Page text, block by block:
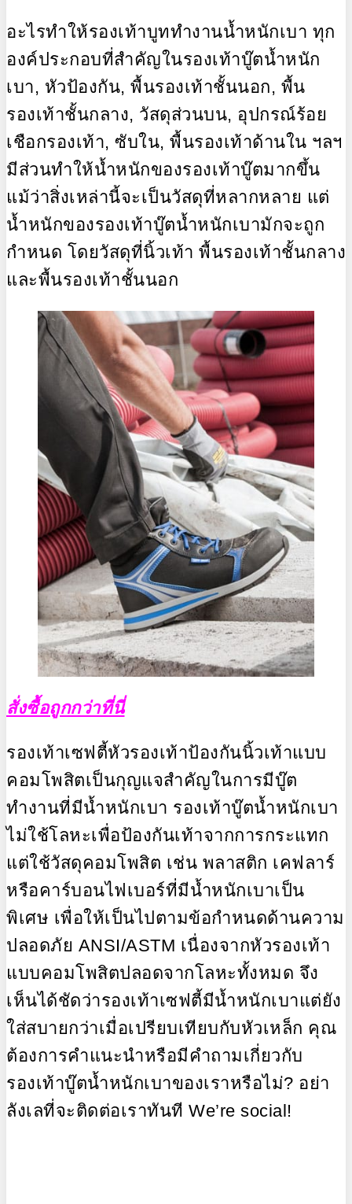
อะไรทำให้รองเท้าบูททำงานน้ำหนักเบา ทุก
องค์ประกอบที่สำคัญในรองเท้าบู๊ตน้ำหนัก
เบา, หัวป้องกัน, พื้นรองเท้าชั้นนอก, พื้น
รองเท้าชั้นกลาง, วัสดุส่วนบน, อุปกรณ์ร้อย
เชือกรองเท้า, ซับใน, พื้นรองเท้าด้านใน ฯลฯ
มีส่วนทำให้น้ำหนักของรองเท้าบู๊ตมากขึ้น
แม้ว่าสิ่งเหล่านี้จะเป็นวัสดุที่หลากหลาย แต่
น้ำหนักของรองเท้าบู๊ตน้ำหนักเบามักจะถูก
กำหนด โดยวัสดุที่นิ้วเท้า พื้นรองเท้าชั้นกลาง
และพื้นรองเท้าชั้นนอก
สั่งซื้อถูกกว่าที่นี่
รองเท้าเซฟตี้หัวรองเท้าป้องกันนิ้วเท้าแบบ
คอมโพสิตเป็นกุญแจสำคัญในการมีบู๊ต
ทำงานที่มีน้ำหนักเบา รองเท้าบู๊ตน้ำหนักเบา
ไม่ใช้โลหะเพื่อป้องกันเท้าจากการกระแทก
แต่ใช้วัสดุคอมโพสิต เช่น พลาสติก เคฟลาร์
หรือคาร์บอนไฟเบอร์ที่มีน้ำหนักเบาเป็น
พิเศษ เพื่อให้เป็นไปตามข้อกำหนดด้านความ
ปลอดภัย ANSI/ASTM เนื่องจากหัวรองเท้า
แบบคอมโพสิตปลอดจากโลหะทั้งหมด จึง
เห็นได้ชัดว่ารองเท้าเซฟตี้มีน้ำหนักเบาแต่ยัง
ใส่สบายกว่าเมื่อเปรียบเทียบกับหัวเหล็ก คุณ
ต้องการคำแนะนำหรือมีคำถามเกี่ยวกับ
รองเท้าบู๊ตน้ำหนักเบาของเราหรือไม่? อย่า
ลังเลที่จะติดต่อเราทันที We’re social!